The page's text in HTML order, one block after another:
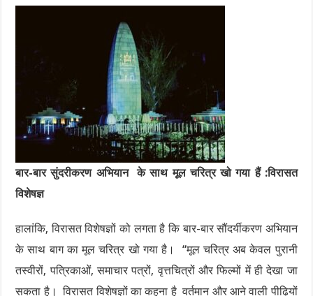
बार-बार सुंदरीकरण अभियान के साथ मूल चरित्र खो गया हैं :विरासत
विशेषज्ञ
हालांकि, विरासत विशेषज्ञों को लगता है कि बार-बार सौंदर्यीकरण अभियान
के साथ बाग का मूल चरित्र खो गया है। “मूल ​​चरित्र अब केवल पुरानी
तस्वीरों, पत्रिकाओं, समाचार पत्रों, वृत्तचित्रों और फिल्मों में ही देखा जा
सकता है। विरासत विशेषज्ञों का कहना है वर्तमान और आने वाली पीढ़ियों